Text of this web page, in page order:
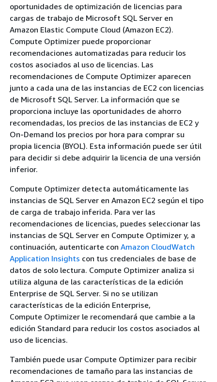
oportunidades de optimización de licencias para
cargas de trabajo de Microsoft SQL Server en
Amazon Elastic Compute Cloud (Amazon EC2).
Compute Optimizer puede proporcionar
recomendaciones automatizadas para reducir los
costos asociados al uso de licencias. Las
recomendaciones de Compute Optimizer aparecen
junto a cada una de las instancias de EC2 con licencias
de Microsoft SQL Server. La información que se
proporciona incluye las oportunidades de ahorro
recomendadas, los precios de las instancias de EC2 y
On-Demand los precios por hora para comprar su
propia licencia (BYOL). Esta información puede ser útil
para decidir si debe adquirir la licencia de una versión
inferior.
Compute Optimizer detecta automáticamente las
instancias de SQL Server en Amazon EC2 según el tipo
de carga de trabajo inferida. Para ver las
recomendaciones de licencias, puedes seleccionar las
instancias de SQL Server en Compute Optimizer y, a
continuación, autenticarte con Amazon CloudWatch
Application Insights con tus credenciales de base de
datos de solo lectura. Compute Optimizer analiza si
utiliza alguna de las características de la edición
Enterprise de SQL Server. Si no se utilizan
características de la edición Enterprise,
Compute Optimizer le recomendará que cambie a la
edición Standard para reducir los costos asociados al
uso de licencias.
También puede usar Compute Optimizer para recibir
recomendaciones de tamaño para las instancias de